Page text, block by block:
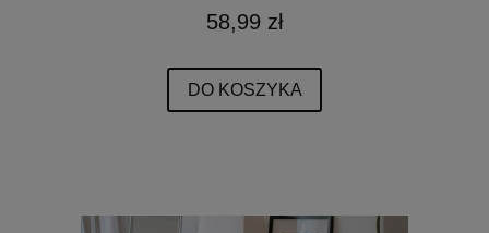
58,99 zł
DO KOSZYKA